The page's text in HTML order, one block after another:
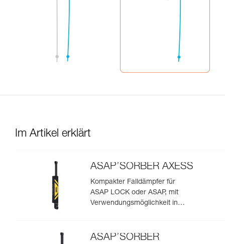
Im Artikel erklärt
ASAP’SORBER AXESS
Kompakter Falldämpfer für
ASAP LOCK oder ASAP, mit
Verwendungsmöglichkeit in
ASAP’SORBER